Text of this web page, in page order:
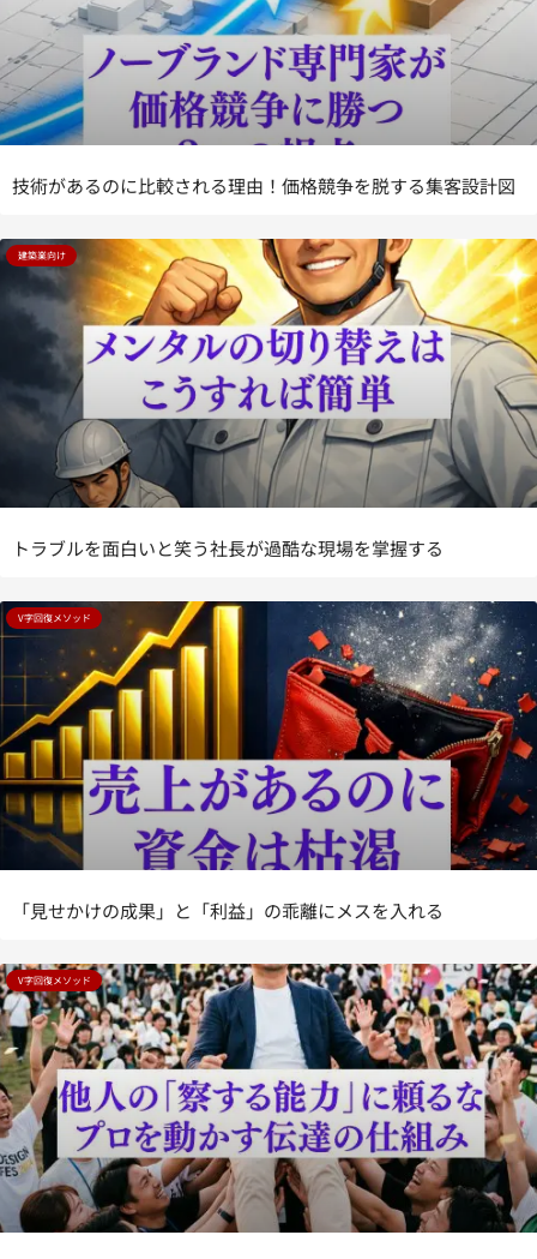
技術があるのに比較される理由！価格競争を脱する集客設計図
建築業向け
トラブルを面白いと笑う社長が過酷な現場を掌握する
V字回復メソッド
「見せかけの成果」と「利益」の乖離にメスを入れる
V字回復メソッド